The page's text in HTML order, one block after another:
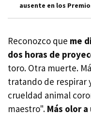
ausente en los
Reconozco que me
dos horas de
toro. Otra muerte.
tratando de respirar
crueldad animal
maestro". Más olor